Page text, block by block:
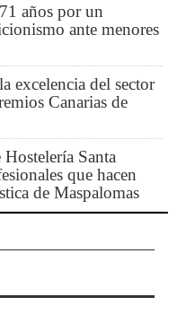
años por un
ante menores
excelencia del sector
Canarias de
Santa
que hacen
de Maspalomas